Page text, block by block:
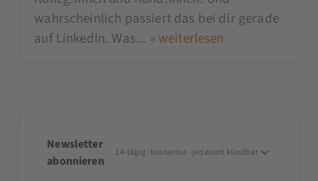
wahrscheinlich passiert das bei dir gerade
auf LinkedIn. Was... » weiterlesen
Newsletter
abonnieren
14-tägig · kostenlos · jederzeit kündbar